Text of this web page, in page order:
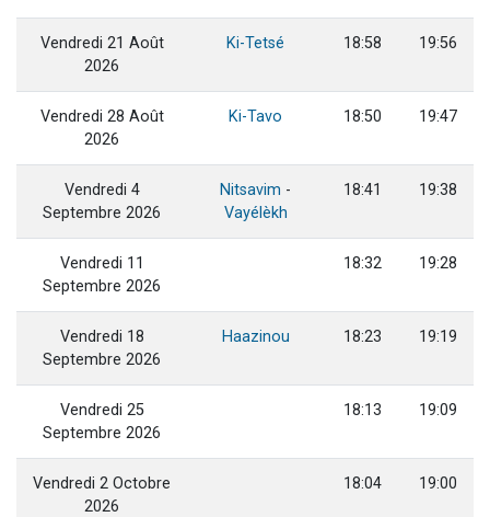
Vendredi 21 Août
2026
Ki-Tetsé 18:58 19:56
Vendredi 28 Août
2026
Ki-Tavo 18:50 19:47
Vendredi 4
Septembre 2026
Nitsavim -
Vayélèkh
18:41 19:38
Vendredi 11
Septembre 2026
18:32 19:28
Vendredi 18
Septembre 2026
Haazinou 18:23 19:19
Vendredi 25
Septembre 2026
18:13 19:09
Vendredi 2 Octobre
2026
18:04 19:00